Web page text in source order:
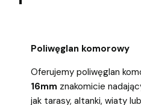
Poliwęglan komorowy
Oferujemy poliwęglan
16mm znakomicie
jak tarasy, altanki, wiaty